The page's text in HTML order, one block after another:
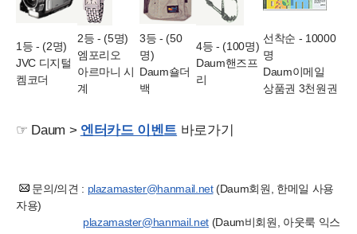
1등 - (2명)
JVC 디지털
켐코더
2등 - (5명)
엠포리오
아르마니 시
계
3등 - (50
명)
Daum숄더
백
4등 - (100명)
Daum핸즈프
리
선착순 - 10000
명
Daum이메일
상품권 3천원권
☞ Daum > 엔터카드 이벤트 바로가기
문의/의견 : plazamaster@hanmail.net(Daum회원, 한메일 사용
자용)
plazamaster@hanmail.net(Daum비회원, 아웃룩 익스